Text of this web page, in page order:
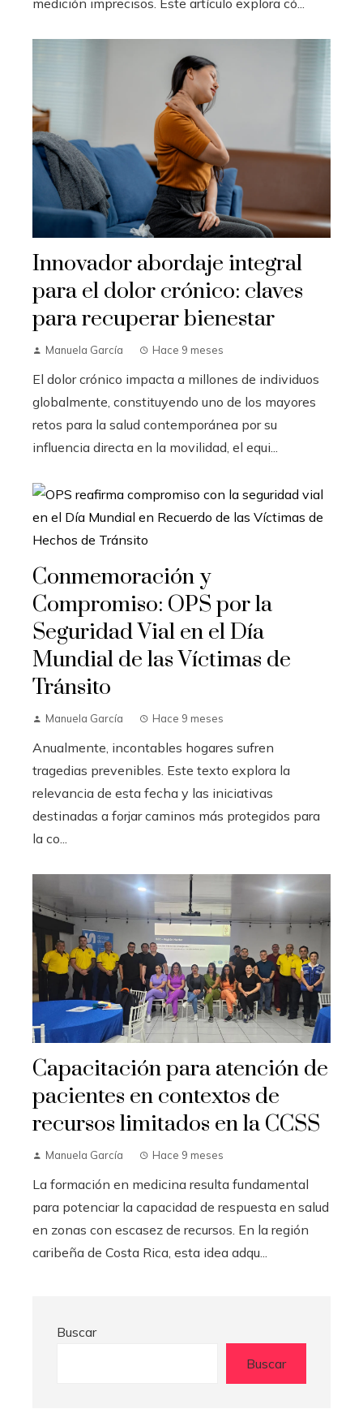
Innovador abordaje integral
para el dolor crónico: claves
para recuperar bienestar
Manuela García Hace 9 meses
El dolor crónico impacta a millones de individuos
globalmente, constituyendo uno de los mayores
retos para la salud contemporánea por su
influencia directa en la movilidad, el equi...
Conmemoración y
Compromiso: OPS por la
Seguridad Vial en el Día
Mundial de las Víctimas de
Tránsito
Manuela García Hace 9 meses
Anualmente, incontables hogares sufren
tragedias prevenibles. Este texto explora la
relevancia de esta fecha y las iniciativas
destinadas a forjar caminos más protegidos para
la co...
Capacitación para atención de
pacientes en contextos de
recursos limitados en la CCSS
Manuela García Hace 9 meses
La formación en medicina resulta fundamental
para potenciar la capacidad de respuesta en salud
en zonas con escasez de recursos. En la región
caribeña de Costa Rica, esta idea adqu...
Buscar
Buscar